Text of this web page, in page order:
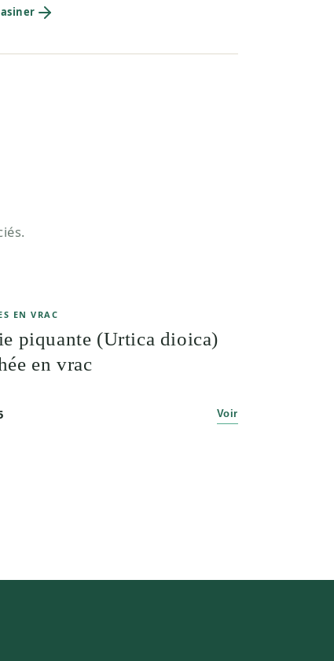
EN VRAC
piquante (Urtica dioica)
en vrac
Voir